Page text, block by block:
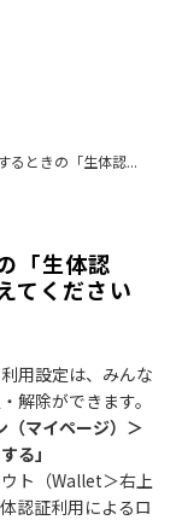
るときの「生体認...
「生体認
てください
用設定は、みんな
解除ができます。
（マイページ）＞
る」
ト（Wallet＞右上
認証利用によるロ